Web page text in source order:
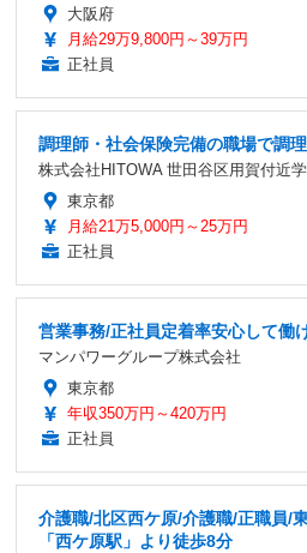
大阪府
月給29万9,800円～39万円
正社員
調理師・社会保険完備の職場で調
株式会社HITOWA 世田谷区用賀付近
東京都
月給21万5,000円～25万円
正社員
営業事務/正社員定着率安心して働
マンパワーグループ株式会社
東京都
年収350万円～420万円
正社員
介護職/北区西ケ原/介護職/正職員/
「西ケ原駅」より徒歩8分